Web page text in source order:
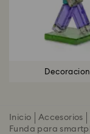
Inicio Accesorios
Funda para